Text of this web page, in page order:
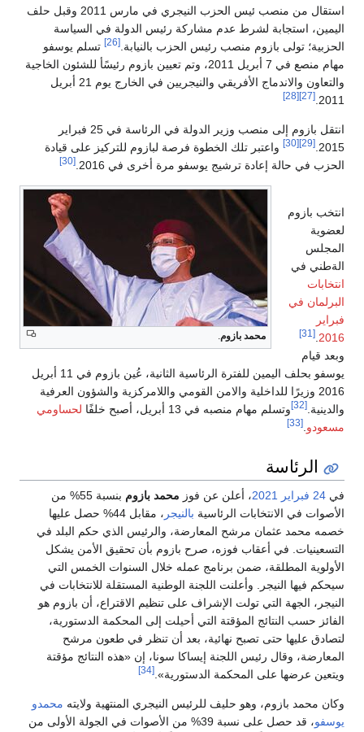
استقال من منصب ئيس الحزب النيجري في مارس 2011 وقبل حلف
اليمين، استجابة لشرط عدم مشاركة رئيس الدولة في السياسة
الحزبية؛ تولى بازوم منصب رئيس الحزب بالنيابة. [26]
تسلم يوسفو
مهام منصع في 7 أبريل 2011، وتم تعيين بازوم رئيسًأ للشئون الخاجية
والتعاون والاندماج الأفريقي والنيجريين في الخارج يوم 21 أبريل
2011.
[27]
[28]
انتقل بازوم إلى منصب وزير الدولة في الرئاسة في 25 فبراير
2015.
[29]
[30]
واعتبر تلك الخطوة فرصة لبازوم للتركيز على قيادة
الحزب في حالة إعادة ترشيج يوسفو مرة أخرى في 2016.
[30]
محمد بازوم.
انتخب بازوم
لعضوية
المجلس
الةطني في
انتخابات
البرلمان في
فبراير
2016
[31]
وبعد قيام
يوسفو بحلف اليمين للفترة الرئاسية الثانية، عُين بازوم في 11 أبريل
2016 وزيرًا للداخلية والامن القومي واللامركزية والشؤون العرفية
والدينية. [32] وتسلم مهام منصبه في 13 أبريل، أصبح خلفًا
لحساومي
مسعودو [33]
الرئاسة
في 24 فبراير 2021، أعلن عن فوز محمد بازوم
بنسبة 55% من
الأصوات في الانتخابات الرئاسية بالنيجر
، مقابل 44% حصل عليها
خصمه محمد عثمان مرشح المعارضة، والرئيس الذي حكم البلد في
التسعينيات. في أعقاب فوزه، صرح بازوم بأن تحقيق الأمن يشكل
الأولوية المطلقة، ضمن برنامج عمله خلال السنوات الخمس التي
سيحكم فيها النيجر. وأعلنت اللجنة الوطنية المستقلة للانتخابات في
النيجر، الجهة التي تولت الإشراف على تنظيم الاقتراع، أن بازوم هو
الفائز حسب النتائج المؤقتة التي أحيلت إلى المحكمة الدستورية،
لتصادق عليها حتى تصبح نهائية، بعد أن تنظر في طعون مرشح
المعارضة، وقال رئيس اللجنة إيساكا سونا، إن «هذه النتائج مؤقتة
ويتعين عرضها على المحكمة الدستورية».[34]
وكان محمد بازوم، وهو حليف للرئيس النيجري المنتهية ولايته محمدو
يوسفو
، قد حصل على نسبة 39% من الأصوات في الجولة الأولى من